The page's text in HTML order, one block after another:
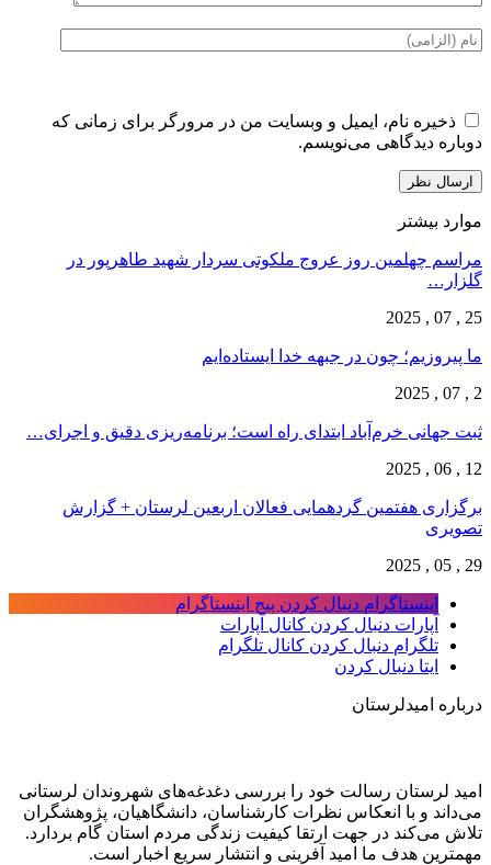
ذخیره نام، ایمیل و وبسایت من در مرورگر برای زمانی که
دوباره دیدگاهی می‌نویسم.
موارد بیشتر
مراسم چهلمین روز عروج ملکوتی سردار شهید طاهرپور در
گلزار…
25 , 07 , 2025
ما پیروزیم؛ چون در جبهه خدا ایستاده‌ایم
2 , 07 , 2025
ثبت جهانی خرم‌‌آباد ابتدای راه است؛ برنامه‌ریزی دقیق و اجرای…
12 , 06 , 2025
برگزاری هفتمین گردهمایی فعالان اربعین لرستان + گزارش
تصویری
29 , 05 , 2025
اینستاگرام دنبال کردن پیج اینستاگرام
آپارات دنبال کردن کانال آپارات
تلگرام دنبال کردن کانال تلگرام
ایتا دنبال کردن
درباره امیدلرستان
امید لرستان رسالت خود را بررسی دغدغه‌های شهروندان لرستانی
می‌داند و با انعکاس نظرات کارشناسان، دانشگاهیان، پژوهشگران
تلاش می‌کند در جهت ارتقا کیفیت زندگی مردم استان گام بردارد.
مهمترین هدف ما امید آفرینی و انتشار سریع اخبار است.